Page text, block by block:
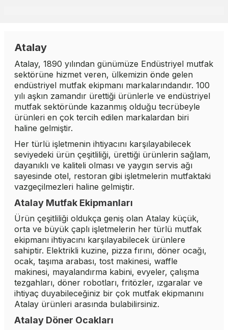
Atalay
Atalay, 1890 yılından günümüze Endüstriyel mutfak
sektörüne hizmet veren, ülkemizin önde gelen
endüstriyel mutfak ekipmanı markalarındandır. 100
yılı aşkın zamandır ürettiği ürünlerle ve endüstriyel
mutfak sektöründe kazanmış olduğu tecrübeyle
ürünleri en çok tercih edilen markalardan biri
haline gelmiştir.
Her türlü işletmenin ihtiyacını karşılayabilecek
seviyedeki ürün çeşitliliği, ürettiği ürünlerin sağlam,
dayanıklı ve kaliteli olması ve yaygın servis ağı
sayesinde otel, restoran gibi işletmelerin mutfaktaki
vazgeçilmezleri haline gelmiştir.
Atalay Mutfak Ekipmanları
Ürün çeşitliliği oldukça geniş olan Atalay küçük,
orta ve büyük çaplı işletmelerin her türlü mutfak
ekipmanı ihtiyacını karşılayabilecek ürünlere
sahiptir. Elektrikli kuzine, pizza fırını, döner ocağı,
ocak, taşıma arabası, tost makinesi, waffle
makinesi, mayalandırma kabini, evyeler, çalışma
tezgahları, döner robotları, fritözler, ızgaralar ve
ihtiyaç duyabileceğiniz bir çok mutfak ekipmanını
Atalay ürünleri arasında bulabilirsiniz.
Atalay Döner Ocakları